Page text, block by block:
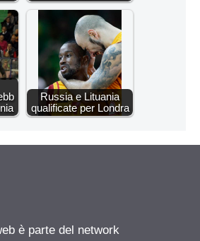
Russia e Lituania
qualificate per Londra
è parte del network